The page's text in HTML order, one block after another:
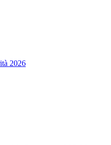
2026